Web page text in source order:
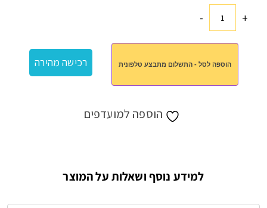
+כמות
דמקה
-
הוספה לסל - התשלום מתבצע טלפונית רכישה מהירה
הוספה למועדפים
למידע נוסף ושאלות על המוצר